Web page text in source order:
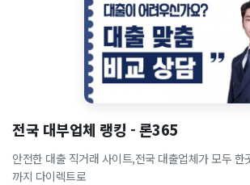
전국 대부업체 랭킹 - 론365
안전한 대출 직거래 사이트,전국 대출업체가 모두
까지 다이렉트로